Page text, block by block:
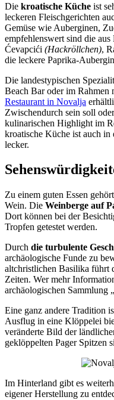
Die kroatische Küche ist
leckeren Fleischgerichten
Gemüse wie Auberginen,
empfehlenswert sind die aus
Ćevapcići (Hackröllchen),
die leckere Paprika-
Die landestypischen
Beach Bar oder im Rahmen
Restaurant in Novalja
Zwischendurch sein soll
kulinarischen Highlight im
kroatische Küche ist auch in
lecker.
Zu einem guten Essen
Wein. Die Weinberge auf
Dort können bei der
Tropfen getestet werden.
Durch die turbulente
archäologische Funde zu
altchristlichen Basilika führt
Zeiten. Wer mehr
archäologischen Sammlung
Eine ganz andere Tradition
Ausflug in eine Klöppelei
veränderte Bild der
geklöppelten Pager Spitzen
Im Hinterland gibt es
eigener Herstellung zu